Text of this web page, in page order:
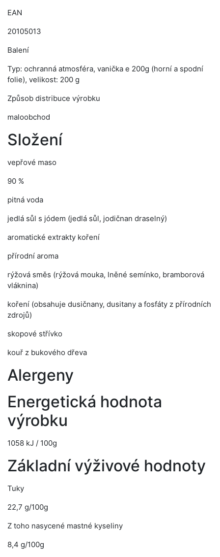
EAN
20105013
Balení
Typ: ochranná atmosféra, vanička e 200g (horní a spodní
folie), velikost: 200 g
Způsob distribuce výrobku
maloobchod
Složení
vepřové maso
90 %
pitná voda
jedlá sůl s jódem (jedlá sůl, jodičnan draselný)
aromatické extrakty koření
přírodní aroma
rýžová směs (rýžová mouka, lněné semínko, bramborová
vláknina)
koření (obsahuje dusičnany, dusitany a fosfáty z přírodních
zdrojů)
skopové střívko
kouř z bukového dřeva
Alergeny
Energetická hodnota
výrobku
1058 kJ / 100g
Základní výživové hodnoty
Tuky
22,7 g/100g
Z toho nasycené mastné kyseliny
8,4 g/100g